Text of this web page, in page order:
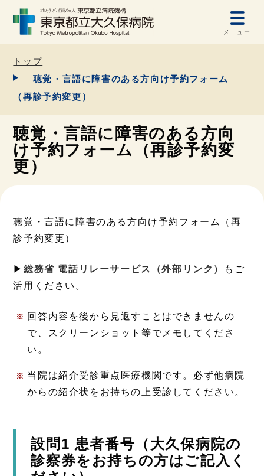
メニュー
トップ
聴覚・言語に障害のある方向け予約フォーム
（再診予約変更）
聴覚・言語に障害のある方向
け予約フォーム（再診予約変
更）
聴覚・言語に障害のある方向け予約フォーム（再
診予約変更）
▶ 総務省 電話リレーサービス （外部リンク）
もご
活用ください。
回答内容を後から見返すことはできませんの
で、スクリーンショット等でメモしてくださ
い。
当院は紹介受診重点医療機関です。必ず他病院
からの紹介状をお持ちの上受診してください。
設問1 患者番号（大久保病院の
診察券をお持ちの方はご記入く